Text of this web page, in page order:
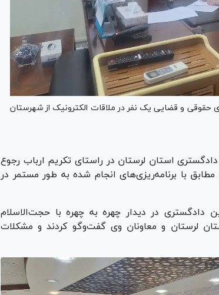
و قضایی یک نفر در ملاقات الکترونیک از شهرستان
استان لرستان در راستای تکریم ارباب رجوع
با برنامه‌ریزی‌های انجام شده به طور مستمر در
این هفته، ۱۲۳ نفر از مراجعین دادگستری در دیدار چهره به چهره با حجت‌الاسلام
لرستان و معاونان وی گفت‌و‌گو کردند و مشکلات